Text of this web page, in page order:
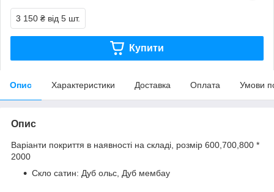
3 150 ₴ від 5 шт.
Купити
Опис Характеристики Доставка Оплата Умови
Опис
Варіанти покриття в наявності на складі, розмір 600,700,800 *
2000
Скло сатин: Дуб ольс, Дуб мембау